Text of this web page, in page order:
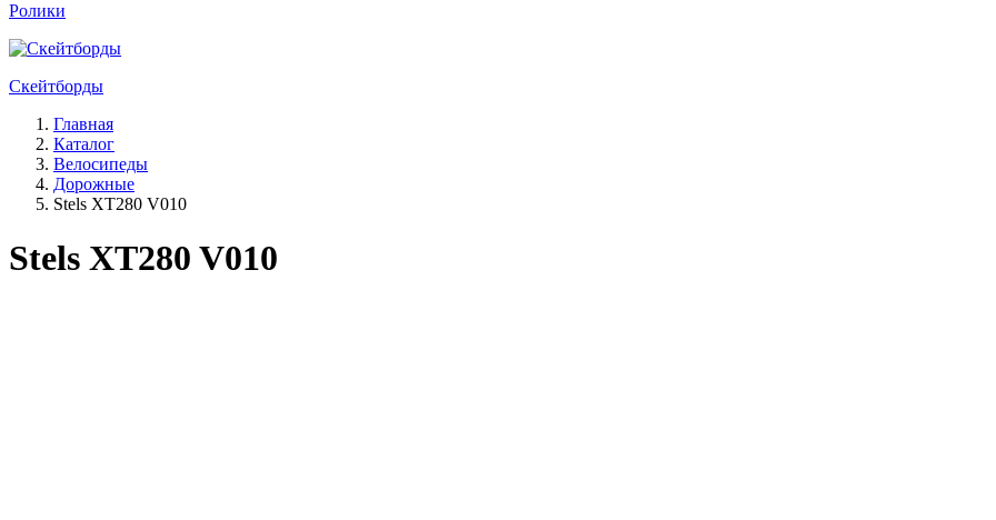
Ролики
Скейтборды
Главная
Каталог
Велосипеды
Дорожные
Stels XT280 V010
Stels XT280 V010